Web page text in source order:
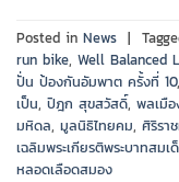
Posted in News |
run bike, Well Balanced
ปั่น ป้องกันอัมพาต ครั้งที่ 10,
เป็น, ปิฎก สุขสวัสดิ์, พลเมือ
มหิดล, มูลนิธิไทยคม, ศิริรา
เฉลิมพระเกียรติพระบาทสมเ
หลอดเลือดสมอง